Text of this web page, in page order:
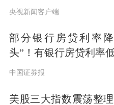
领涨中概股列表：
央视新闻客户端
部分银行房贷利率
头”！有银行房贷利率
中国证券报
美股三大指数震荡整